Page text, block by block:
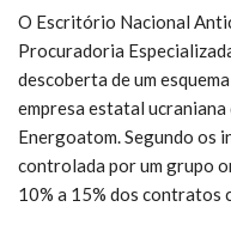
O Escritório Nacional
Procuradoria
descoberta de um
empresa estatal
Energoatom. Segundo os
controlada por um grupo
10% a 15% dos contratos